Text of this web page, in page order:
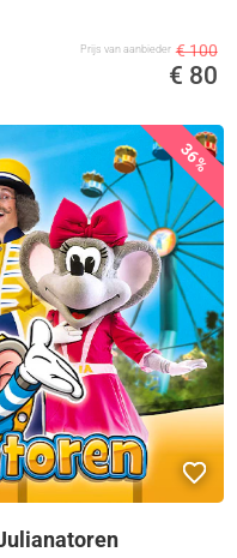
Prijs van aanbieder € 100
€ 80
36%